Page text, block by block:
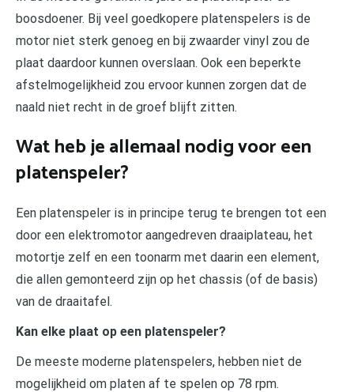
boosdoener. Bij veel goedkopere platenspelers is de
motor niet sterk genoeg en bij zwaarder vinyl zou de
plaat daardoor kunnen overslaan. Ook een beperkte
afstelmogelijkheid zou ervoor kunnen zorgen dat de
naald niet recht in de groef blijft zitten.
Wat heb je allemaal nodig voor een
platenspeler?
Een platenspeler is in principe terug te brengen tot een
door een elektromotor aangedreven draaiplateau, het
motortje zelf en een toonarm met daarin een element,
die allen gemonteerd zijn op het chassis (of de basis)
van de draaitafel.
Kan elke plaat op een platenspeler?
De meeste moderne platenspelers, hebben niet de
mogelijkheid om platen af te spelen op 78 rpm.